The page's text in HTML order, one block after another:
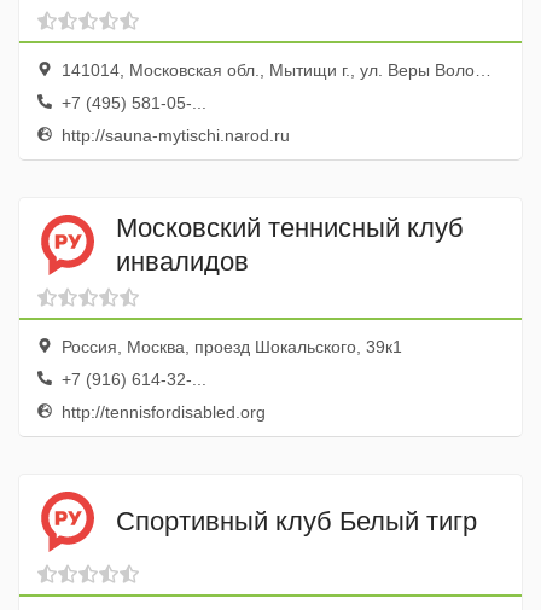
141014, Московская обл., Мытищи г., ул. Веры Волошиной, 52
+7 (495) 581-05-...
http://sauna-mytischi.narod.ru
Московский теннисный клуб
инвалидов
Россия, Москва, проезд Шокальского, 39к1
+7 (916) 614-32-...
http://tennisfordisabled.org
Спортивный клуб Белый тигр